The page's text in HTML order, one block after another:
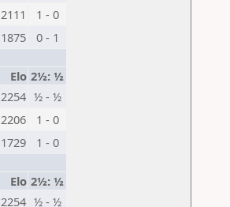
2111
1 - 0
1875
0 - 1
Elo 2½: ½
2254 ½ - ½
2206
1 - 0
1729
1 - 0
Elo 2½: ½
2254 ½ - ½